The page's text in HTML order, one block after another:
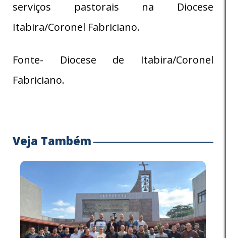
serviços pastorais na Diocese
Itabira/Coronel Fabriciano.
Fonte- Diocese de Itabira/Coronel
Fabriciano.
Veja Também